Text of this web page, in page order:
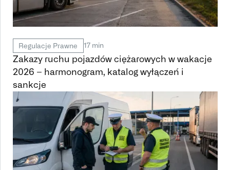
Regulacje Prawne 17 min
Zakazy ruchu pojazdów ciężarowych w wakacje
2026 – harmonogram, katalog wyłączeń i
sankcje